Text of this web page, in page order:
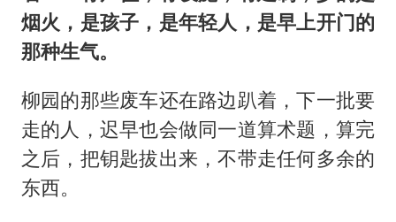
烟火，是孩子，是年轻人，是早上开门的
那种生气。
柳园的那些废车还在路边趴着，下一批要
走的人，迟早也会做同一道算术题，算完
之后，把钥匙拔出来，不带走任何多余的
东西。